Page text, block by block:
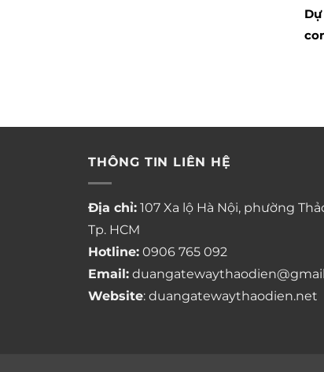
THÔNG TIN LIÊN HỆ
Địa chỉ: 107 Xa lộ Hà Nội, phường
Tp. HCM
Hotline: 0906 765 092
Email:
Website: duangatewaythaodien.net